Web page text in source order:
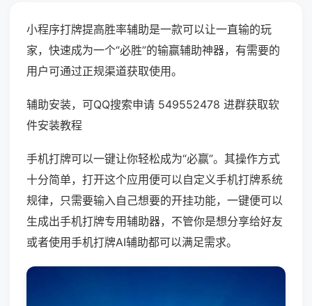
小程序打牌提高胜率辅助是一款可以让一直输的玩
家，快速成为一个“必胜”的输赢辅助神器，有需要的
用户可通过正规渠道获取使用。
辅助安装，可QQ搜索申请 549552478 进群获取软
件安装教程
手机打牌可以一键让你轻松成为“必赢”。其操作方式
十分简单，打开这个应用便可以自定义手机打牌系统
规律，只需要输入自己想要的开挂功能，一键便可以
生成出手机打牌专用辅助器，不管你是想分享给好友
或者使用手机打牌AI辅助都可以满足需求。